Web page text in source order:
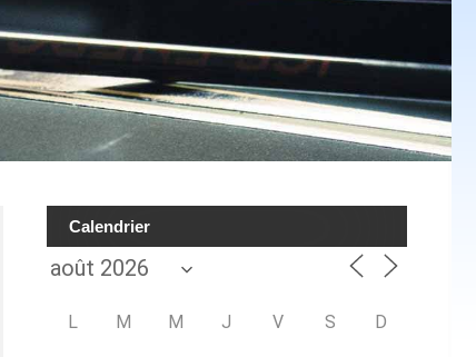
Calendrier
L M M J V S D